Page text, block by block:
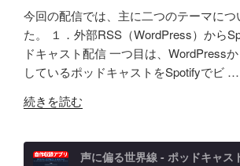
か
配
信
初
心
向
け
集・
構
成
ま
で！
AI
Studio
ロ
ー
ン
AI
の
ド
Amazon
Apple
RSS
Spotify
RSS FEED
SHARE
LINK
EMBED
今回の配信では、主に二つのテーマにつ
た。 １．外部RSS（WordPress）から
ドキャスト配信 一つ目は、WordPress
しているポッドキャストをSpotifyでビ …
"素
ッ
続きを読む
声に偏る世界線 - ポッドキャス